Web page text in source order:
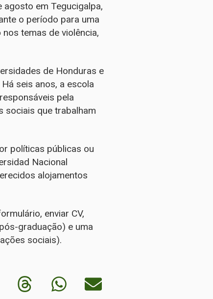
agosto em Tegucigalpa,
o período para uma
temas de violência,
de Honduras e
seis anos, a escola
pela
sociais que trabalham
políticas públicas ou
Nacional
alojamentos
enviar CV,
graduação) e uma
sociais).